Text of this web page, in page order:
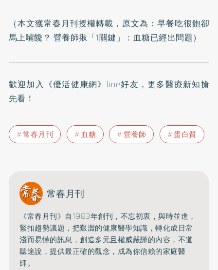
（本文獲常春月刊授權轉載，原文為： 早餐吃很飽卻
馬上嘴饞？ 營養師揪「1關鍵」：血糖已經出問題）
歡迎加入 《優活健康網》line好友 ，更多醫療新知搶
先看！
常春月刊 血糖 營養師 蛋白質
常春月刊
《常春月刊》自1983年創刊，不忘初衷，與時並進，
緊扣趨勢議題，把艱澀的健康醫學知識，轉化成日常
淺而易懂的訊息，創造多元且權威嚴謹的內容， 不道
聽途說，提供最正確的觀念，成為你信賴的家庭醫
師。